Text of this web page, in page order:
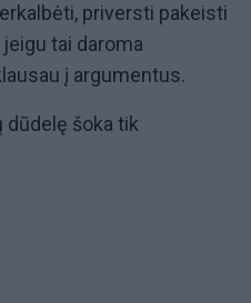
priversti pakeisti
tai daroma
į argumentus.
dūdelę šoka tik